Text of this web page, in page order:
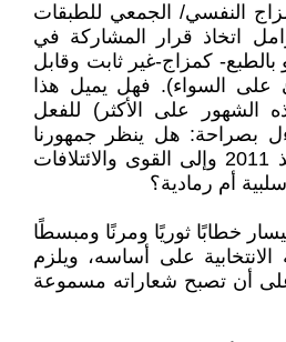
النفسي/ الجمعي للطبقات
اتخاذ قرار المشاركة في
بالطبع- كمزاج-غير ثابت وقابل
على السواء). فهل يميل هذا
الشهور على الأكثر) للفعل
بصراحة: هل ينظر جمهورنا
إلى السنوات الماضية منذ 2011 وإلى القوى والائتلافات
أم رمادية؟
خطابًا ثوريًا ومرنًا ومبسطًا
على أساسه، ويلزم
أن تصبح شعاراته مسموعة